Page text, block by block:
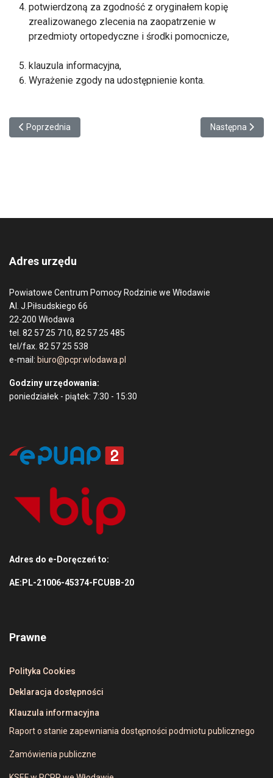
potwierdzoną za zgodność z oryginałem kopię
zrealizowanego zlecenia na zaopatrzenie w
przedmioty ortopedyczne i środki pomocnicze,
klauzula informacyjna,
Wyrażenie zgody na udostępnienie konta.
Poprzednia strona: Aktywny samorząd edycja w roku 2023
Poprzednia Następna
Następna
Adres urzędu
Powiatowe Centrum Pomocy Rodzinie we Włodawie
Al. J.Piłsudskiego 66
22-200 Włodawa
tel. 82 57 25 710, 82 57 25 485
tel/fax. 82 57 25 538
e-mail: biuro@pcpr.wlodawa.pl
Godziny urzędowania:
poniedziałek - piątek: 7:30 - 15:30
Adres do e-Doręczeń to:
AE:PL-21006-45374-FCUBB-20
Prawne
Polityka Cookies
Deklaracja dostępności
Klauzula informacyjna
Raport o stanie zapewniania dostępności podmiotu publicznego
Zamówienia publiczne